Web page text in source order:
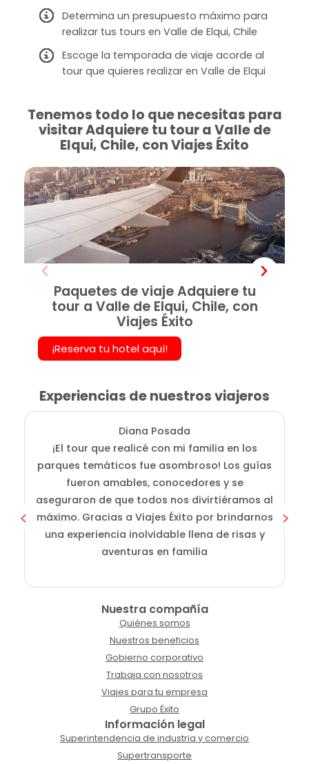
Determina un presupuesto máximo para
realizar tus tours en Valle de Elqui, Chile
Escoge la temporada de viaje acorde al
tour que quieres realizar en Valle de Elqui
Tenemos todo lo que necesitas para
visitar Adquiere tu tour a Valle de
Elqui, Chile, con Viajes Éxito
Paquetes de viaje Adquiere tu
tour a Valle de Elqui, Chile, con
Viajes Éxito
¡Reserva tu hotel aquí!
Experiencias de nuestros viajeros
Diana Posada
¡El tour que realicé con mi familia en los
parques temáticos fue asombroso! Los guías
fueron amables, conocedores y se
aseguraron de que todos nos divirtiéramos al
máximo. Gracias a Viajes Éxito por brindarnos
una experiencia inolvidable llena de risas y
aventuras en familia
Nuestra compañía
Quiénes somos
Nuestros beneficios
Gobierno corporativo
Trabaja con nosotros
Viajes para tu empresa
Grupo Éxito
Información legal
Superintendencia de industria y comercio
Supertransporte